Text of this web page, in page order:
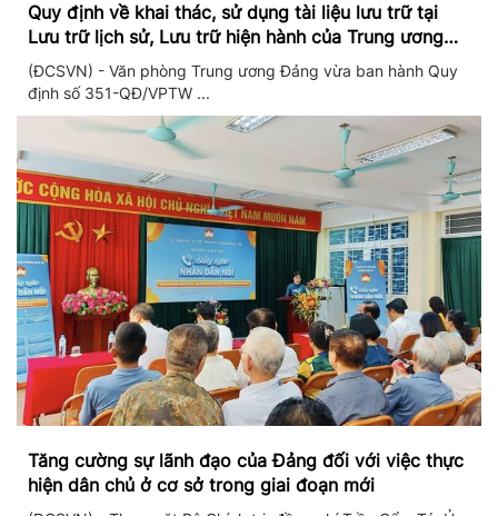
Quy định về khai thác, sử dụng tài liệu lưu trữ tại
Lưu trữ lịch sử, Lưu trữ hiện hành của Trung ương
Đảng và Văn phòng Trung ương Đảng
(ĐCSVN) - Văn phòng Trung ương Đảng vừa ban hành Quy
định số 351-QĐ/VPTW ...
Tăng cường sự lãnh đạo của Đảng đối với việc thực
hiện dân chủ ở cơ sở trong giai đoạn mới